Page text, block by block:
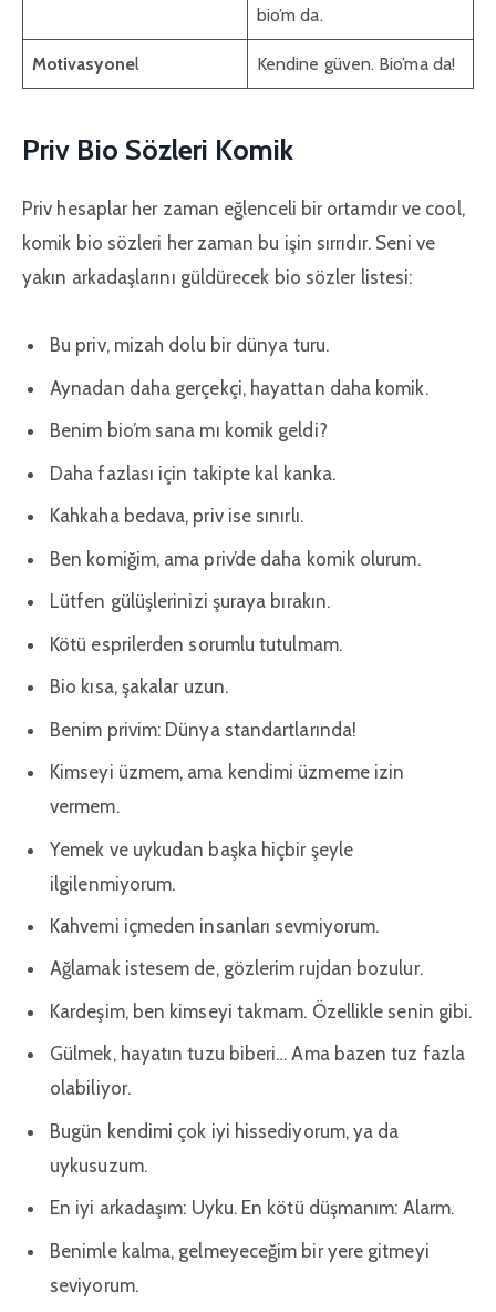
bio’m da.
Motivasyonel Kendine güven. Bio’ma da!
Priv Bio Sözleri Komik
Priv hesaplar her zaman eğlenceli bir ortamdır ve cool,
komik bio sözleri her zaman bu işin sırrıdır. Seni ve
yakın arkadaşlarını güldürecek bio sözler listesi:
Bu priv, mizah dolu bir dünya turu.
Aynadan daha gerçekçi, hayattan daha komik.
Benim bio’m sana mı komik geldi?
Daha fazlası için takipte kal kanka.
Kahkaha bedava, priv ise sınırlı.
Ben komiğim, ama priv’de daha komik olurum.
Lütfen gülüşlerinizi şuraya bırakın.
Kötü esprilerden sorumlu tutulmam.
Bio kısa, şakalar uzun.
Benim privim: Dünya standartlarında!
Kimseyi üzmem, ama kendimi üzmeme izin
vermem.
Yemek ve uykudan başka hiçbir şeyle
ilgilenmiyorum.
Kahvemi içmeden insanları sevmiyorum.
Ağlamak istesem de, gözlerim rujdan bozulur.
Kardeşim, ben kimseyi takmam. Özellikle senin gibi.
Gülmek, hayatın tuzu biberi… Ama bazen tuz fazla
olabiliyor.
Bugün kendimi çok iyi hissediyorum, ya da
uykusuzum.
En iyi arkadaşım: Uyku. En kötü düşmanım: Alarm.
Benimle kalma, gelmeyeceğim bir yere gitmeyi
seviyorum.